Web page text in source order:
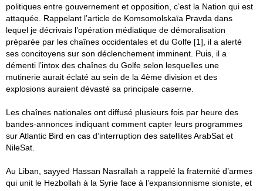
politiques entre gouvernement et opposition, c’est la Nation qui est
attaquée. Rappelant l’article de Komsomolskaïa Pravda dans
lequel je décrivais l’opération médiatique de démoralisation
préparée par les chaînes occidentales et du Golfe [1], il a alerté
ses concitoyens sur son déclenchement imminent. Puis, il a
démenti l’intox des chaînes du Golfe selon lesquelles une
mutinerie aurait éclaté au sein de la 4ème division et des
explosions auraient dévasté sa principale caserne.
Les chaînes nationales ont diffusé plusieurs fois par heure des
bandes-annonces indiquant comment capter leurs programmes
sur Atlantic Bird en cas d’interruption des satellites ArabSat et
NileSat.
Au Liban, sayyed Hassan Nasrallah a rappelé la fraternité d’armes
qui unit le Hezbollah à la Syrie face à l’expansionnisme sioniste, et